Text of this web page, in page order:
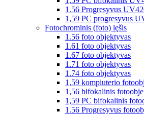
1.56 Progresyvus
1,59 PC progresyvus
Fotochrominis (foto) lęšis
1.56 foto objektyvas
1.61 foto objektyvas
1.67 foto objektyvas
1.71 foto objektyvas
1.74 foto objektyvas
1,59 kompiuterio
1,56 bifokalinis
1,59 PC bifokalinis
1.56 Progresyvus